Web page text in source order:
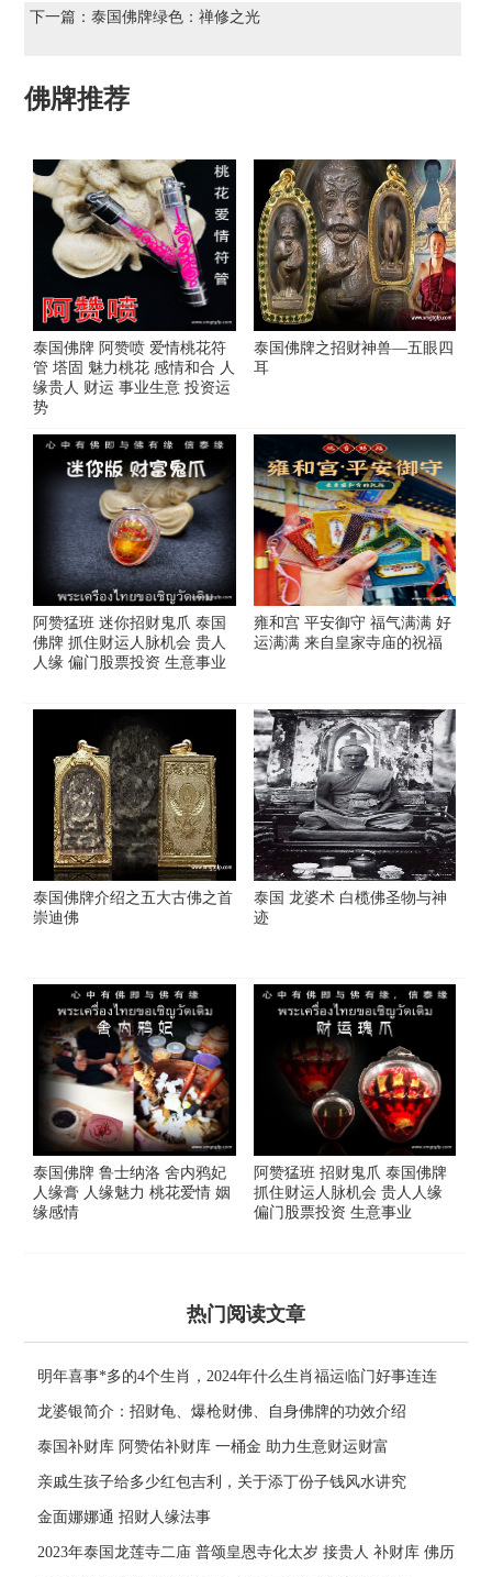
下一篇：泰国佛牌绿色：禅修之光
佛牌推荐
泰国佛牌 阿赞喷 爱情桃花符
管 塔固 魅力桃花 感情和合 人
缘贵人 财运 事业生意 投资运
势
泰国佛牌之招财神兽—五眼四
耳
阿赞猛班 迷你招财鬼爪 泰国
佛牌 抓住财运人脉机会 贵人
人缘 偏门股票投资 生意事业
雍和宫 平安御守 福气满满 好
运满满 来自皇家寺庙的祝福
泰国佛牌介绍之五大古佛之首
崇迪佛
泰国 龙婆术 白榄佛圣物与神
迹
泰国佛牌 鲁士纳洛 舍内鸦妃
人缘膏 人缘魅力 桃花爱情 姻
缘感情
阿赞猛班 招财鬼爪 泰国佛牌
抓住财运人脉机会 贵人人缘
偏门股票投资 生意事业
热门阅读文章
明年喜事*多的4个生肖，2024年什么生肖福运临门好事连连
龙婆银简介：招财龟、爆枪财佛、自身佛牌的功效介绍
泰国补财库 阿赞佑补财库 一桶金 助力生意财运财富
亲戚生孩子给多少红包吉利，关于添丁份子钱风水讲究
金面娜娜通 招财人缘法事
2023年泰国龙莲寺二庙 普颂皇恩寺化太岁 接贵人 补财库 佛历